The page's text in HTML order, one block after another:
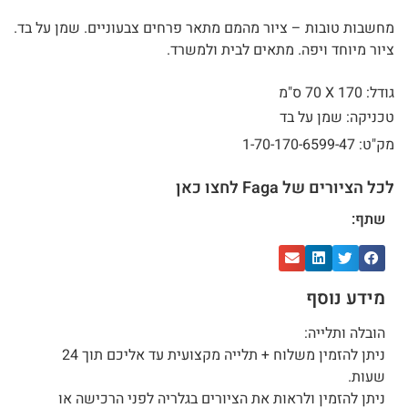
מחשבות טובות – ציור מהמם מתאר פרחים צבעוניים. שמן על בד.
ציור מיוחד ויפה. מתאים לבית ולמשרד.
גודל: 170 X
70 ס"מ
טכניקה: שמן על בד
מק"ט: 1-70-170-6599-47
לכל הציורים של Faga לחצו כאן
שתף:
מידע נוסף
הובלה ותלייה:
ניתן להזמין משלוח + תלייה מקצועית עד אליכם תוך 24
שעות.
ניתן להזמין ולראות את הציורים בגלריה לפני הרכישה או